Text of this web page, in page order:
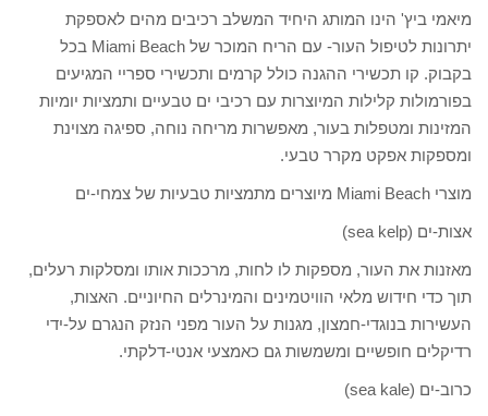
מיאמי ביץ' הינו המותג היחיד המשלב רכיבים מהים לאספקת
יתרונות לטיפול העור- עם הריח המוכר של Miami Beach בכל
בקבוק. קו תכשירי ההגנה כולל קרמים ותכשירי ספריי המגיעים
בפורמולות קלילות המיוצרות עם רכיבי ים טבעיים ותמציות יומיות
המזינות ומטפלות בעור, מאפשרות מריחה נוחה, ספיגה מצוינת
ומספקות אפקט מקרר טבעי.
מוצרי Miami Beach מיוצרים מתמציות טבעיות של צמחי-ים
אצות-ים (sea kelp)
מאזנות את העור, מספקות לו לחות, מרככות אותו ומסלקות רעלים,
תוך כדי חידוש מלאי הוויטמינים והמינרלים החיוניים. האצות,
העשירות בנוגדי-חמצון, מגנות על העור מפני הנזק הנגרם על-ידי
רדיקלים חופשיים ומשמשות גם כאמצעי אנטי-דלקתי.
כרוב-ים (sea kale)